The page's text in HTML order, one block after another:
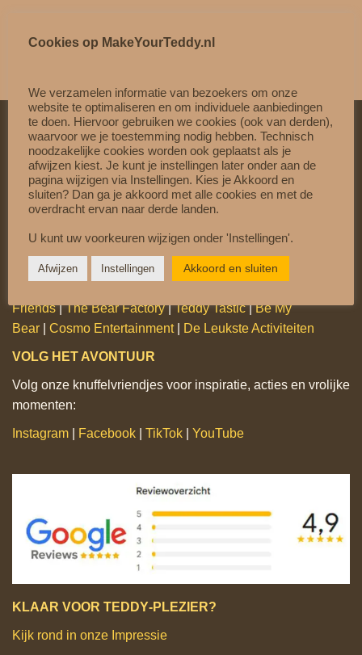
a
VEILIG & VERTROUWD
Betaal veilig met Mollie
Gratis verzending vanaf €60,-
Op werkdagen vóór 15:00 besteld = dezelfde dag
verzonden
Friends|The Bear Factory|Teddy Tastic|Be My
Bear
Cosmo Entertainment| De Leukste Activiteiten
VOLG HET AVONTUUR
Volg onze knuffelvriendjes voor inspiratie, acties en vrolijke
momenten:
Instagram Facebook TikTok YouTube
KLAAR VOOR TEDDY‑PLEZIER?
Kijk rond in onze Impressie
Cookies op MakeYourTeddy.nl
We verzamelen informatie van bezoekers om onze
website te optimaliseren en om individuele aanbiedingen
te doen. Hiervoor gebruiken we cookies (ook van derden),
waarvoor we je toestemming nodig hebben. Technisch
noodzakelijke cookies worden ook geplaatst als je
afwijzen kiest. Je kunt je instellingen later onder aan de
pagina wijzigen via Instellingen. Kies je Akkoord en
sluiten? Dan ga je akkoord met alle cookies en met de
overdracht ervan naar derde landen.
U kunt uw voorkeuren wijzigen onder 'Instellingen'.
Afwijzen Instellingen Akkoord en sluiten